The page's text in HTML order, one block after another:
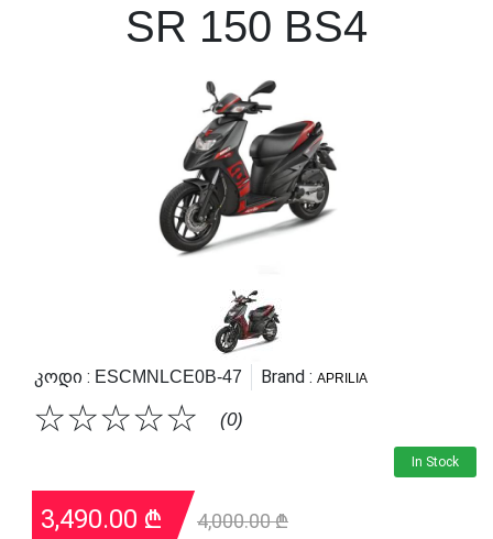
SR 150 BS4
Კოდი : ESCMNLCE0B-47 Brand : APRILIA
☆
☆
☆
☆
☆ (0)
In Stock
3,490.00 ₾ 4,000.00 ₾